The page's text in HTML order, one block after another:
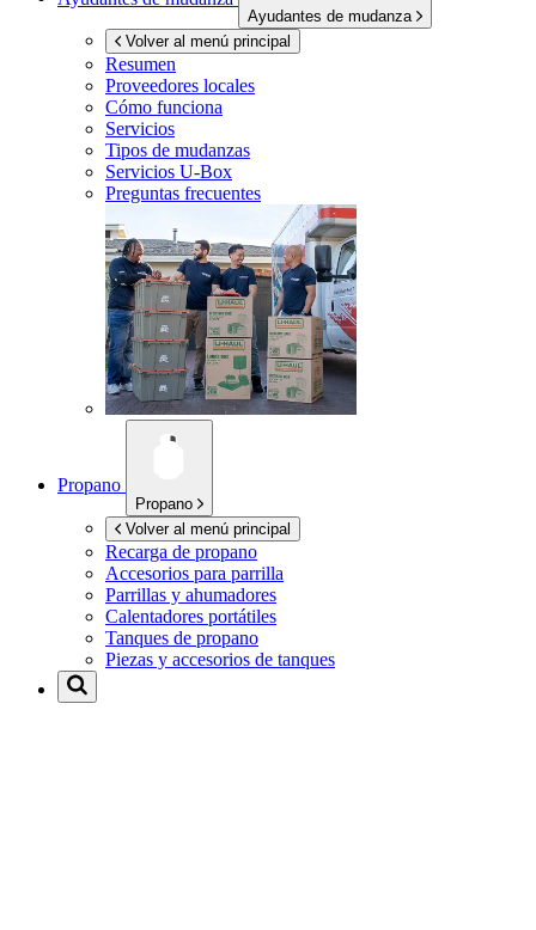
Ayudantes de mudanza
Volver al menú principal
Resumen
Proveedores locales
Cómo funciona
Servicios
Tipos de mudanzas
Servicios U-Box
Preguntas frecuentes
Propano
Propano
Volver al menú principal
Recarga de propano
Accesorios para parrilla
Parrillas y ahumadores
Calentadores portátiles
Tanques de propano
Piezas y accesorios de tanques